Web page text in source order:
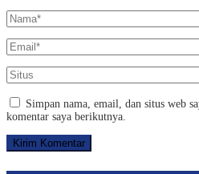
Simpan nama, email, dan situs web
komentar saya berikutnya.